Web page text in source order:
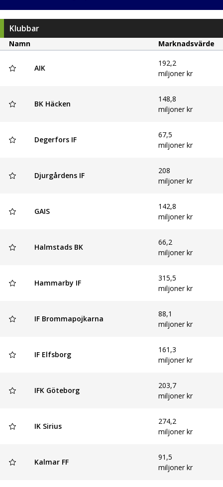
Klubbar
Namn Marknadsvärde
AIK
192,2
miljoner kr
BK Häcken
148,8
miljoner kr
Degerfors IF
67,5
miljoner kr
Djurgårdens IF
208
miljoner kr
GAIS
142,8
miljoner kr
Halmstads BK
66,2
miljoner kr
Hammarby IF
315,5
miljoner kr
IF Brommapojkarna
88,1
miljoner kr
IF Elfsborg
161,3
miljoner kr
IFK Göteborg
203,7
miljoner kr
IK Sirius
274,2
miljoner kr
Kalmar FF
91,5
miljoner kr